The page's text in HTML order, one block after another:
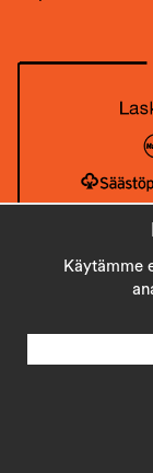
Käytämme